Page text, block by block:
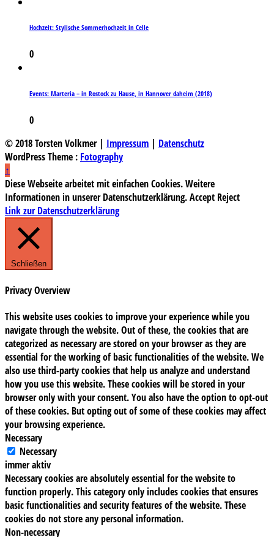
Hochzeit: Stylische Sommerhochzeit in Celle
0
Events: Marteria – in Rostock zu Hause, in Hannover daheim (2018)
0
© 2018 Torsten Volkmer | Impressum | Datenschutz
WordPress Theme : Fotography
↑
Diese Webseite arbeitet mit einfachen Cookies. Weitere
Informationen in unserer Datenschutzerklärung.Accept Reject
Link zur Datenschutzerklärung
Schließen
Privacy Overview
This website uses cookies to improve your experience while you
navigate through the website. Out of these, the cookies that are
categorized as necessary are stored on your browser as they are
essential for the working of basic functionalities of the website. We
also use third-party cookies that help us analyze and understand
how you use this website. These cookies will be stored in your
browser only with your consent. You also have the option to opt-out
of these cookies. But opting out of some of these cookies may affect
your browsing experience.
Necessary
Necessary
immer aktiv
Necessary cookies are absolutely essential for the website to
function properly. This category only includes cookies that ensures
basic functionalities and security features of the website. These
cookies do not store any personal information.
Non-necessary